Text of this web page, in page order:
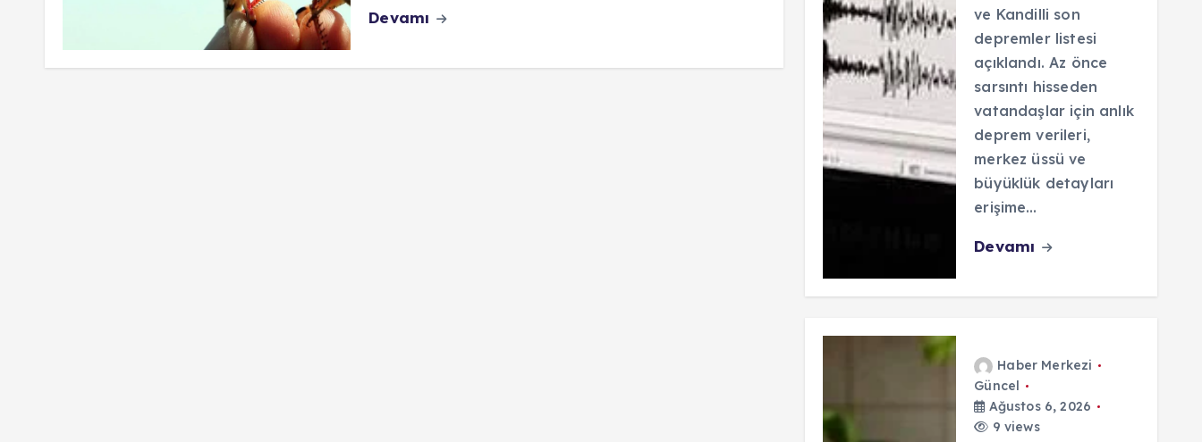
Devamı
ve Kandilli son
depremler listesi
açıklandı. Az önce
sarsıntı hisseden
vatandaşlar için anlık
deprem verileri,
merkez üssü ve
büyüklük detayları
erişime…
Devamı
Haber Merkezi
Güncel
Ağustos 6, 2026
9 views